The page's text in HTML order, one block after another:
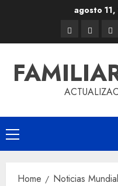
agosto
Home
Noticias